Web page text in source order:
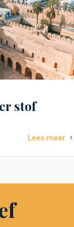
stof
Lees meer